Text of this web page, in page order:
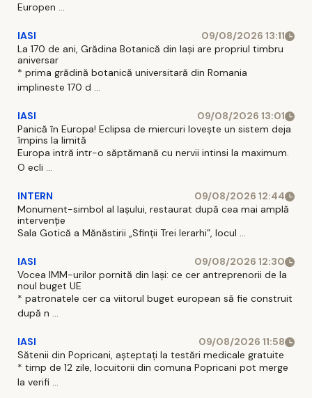
Europen ...
IASI
09/08/2026 13:11
La 170 de ani, Grădina Botanică din Iași are propriul timbru
aniversar
* prima grădină botanică universitară din Romania
implineste 170 d ...
IASI
09/08/2026 13:01
Panică în Europa! Eclipsa de miercuri lovește un sistem deja
împins la limită
Europa intră intr-o săptămană cu nervii intinsi la maximum.
O ecli ...
INTERN
09/08/2026 12:44
Monument-simbol al Iaşului, restaurat după cea mai amplă
intervenţie
Sala Gotică a Mănăstirii „Sfinţii Trei Ierarhi”, locul ...
IASI
09/08/2026 12:30
Vocea IMM-urilor pornită din Iași: ce cer antreprenorii de la
noul buget UE
* patronatele cer ca viitorul buget european să fie construit
după n ...
IASI
09/08/2026 11:58
Sătenii din Popricani, așteptați la testări medicale gratuite
* timp de 12 zile, locuitorii din comuna Popricani pot merge
la verifi ...